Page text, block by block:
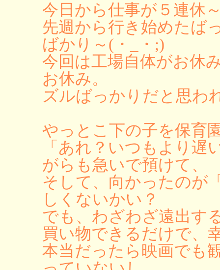
今日から仕事が５連休
先週から行き始めたば
ばかり～(・_・;)
今回は工場自体がお休
お休み。
ズルばっかりだと思わ
やっとこ下の子を保育
「あれ？いつもより遅
がらも急いで預けて、
そして、向かったのが
しくないかい？
でも、わざわざ遠出す
買い物できるだけで、
本当だったら映画でも